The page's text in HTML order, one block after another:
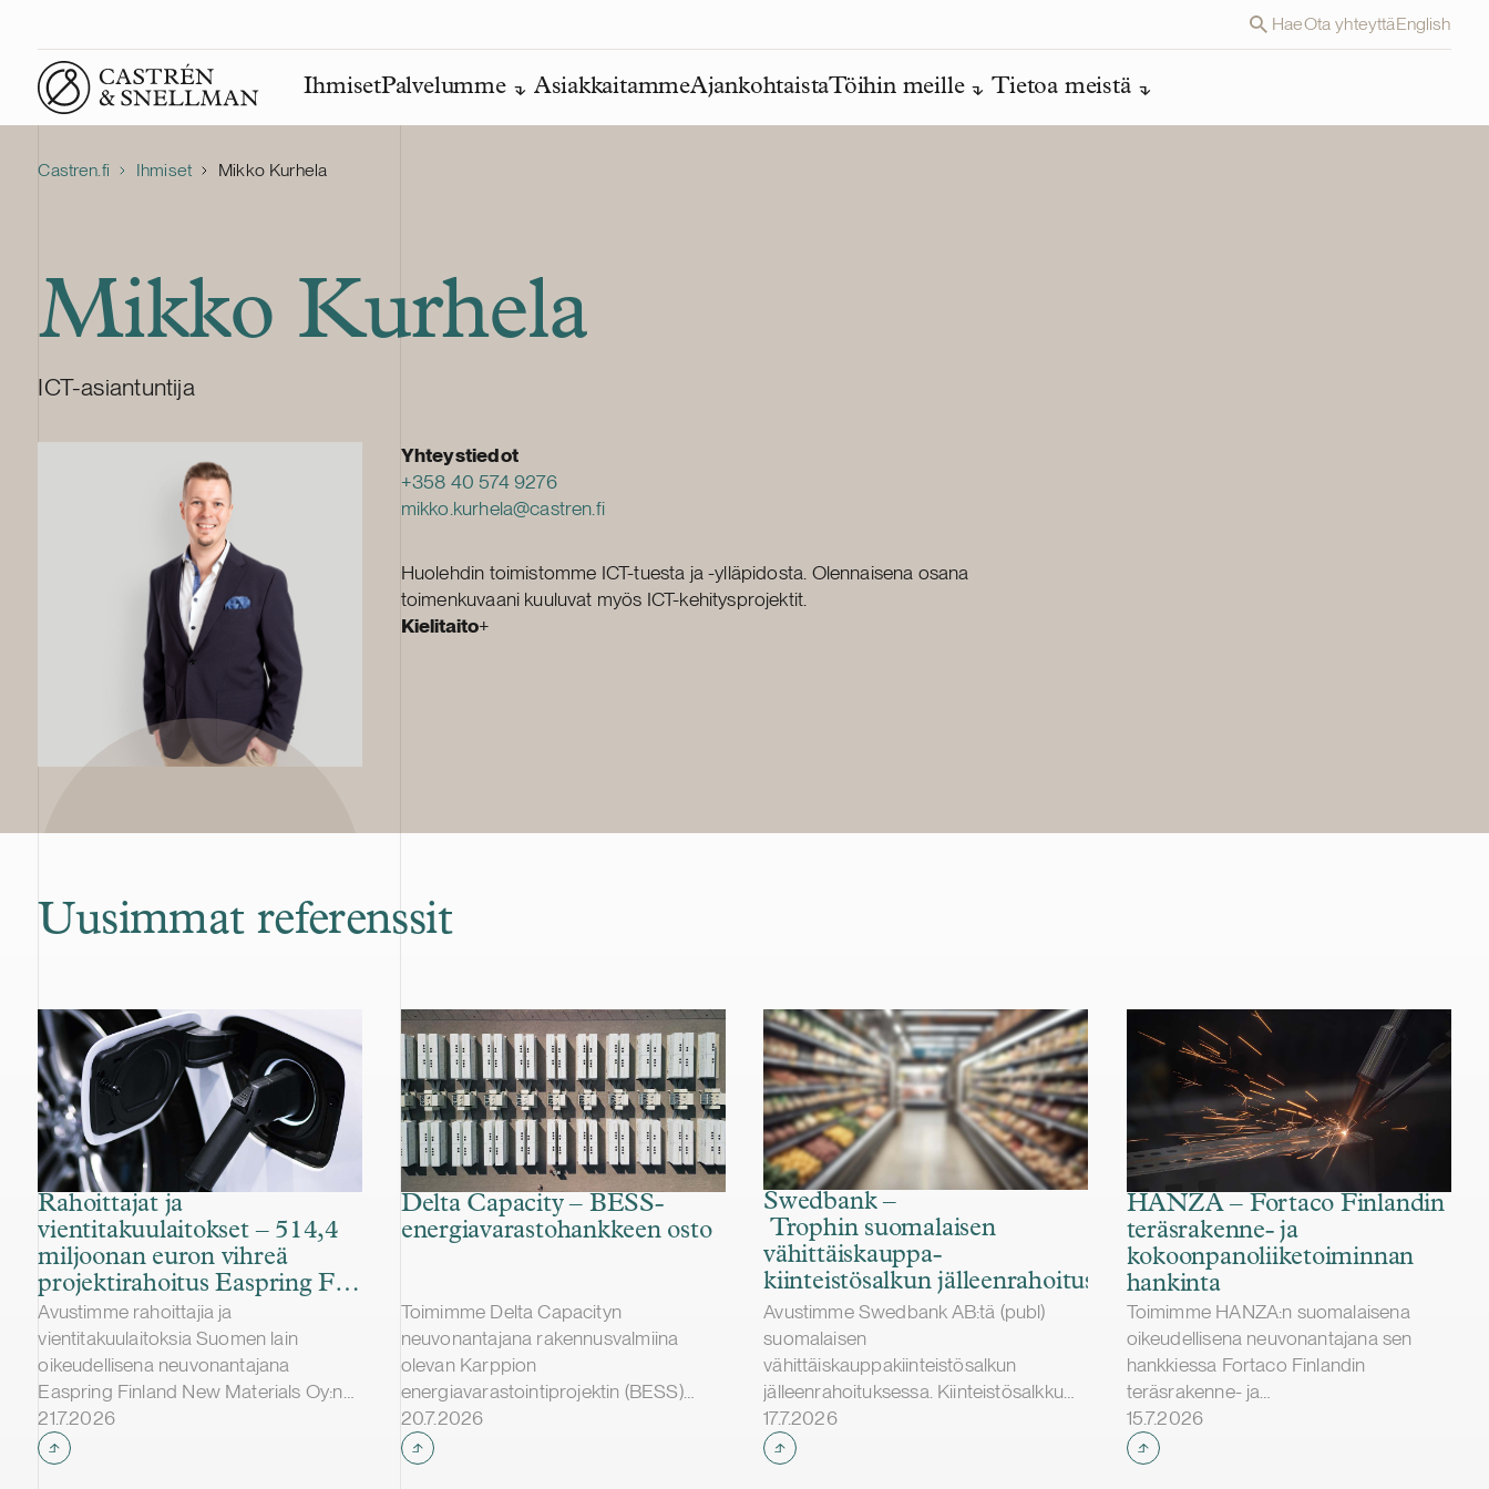
HaeOta yhteyttäEnglish
Front page
IhmisetPalvelumme AsiakkaitammeAjankohtaistaTöihin meille Tietoa meistä
Castren.fi Ihmiset Mikko Kurhela
Mikko Kurhela
ICT-asiantuntija
Yhteystiedot
+358 40 574 9276
mikko.kurhela@castren.fi
Huolehdin toimistomme ICT-tuesta ja -ylläpidosta. Olennaisena osana
toimenkuvaani kuuluvat myös ICT-kehitysprojektit.
Kielitaito+
Uusimmat referenssit
Rahoittajat ja
vientitakuulaitokset – 514,4
miljoonan euron vihreä
projektirahoitus Easpring Finland
New Materialsin CAM-
tehtaalle
Avustimme rahoittajia ja
vientitakuulaitoksia Suomen lain
oikeudellisena neuvonantajana
Easpring Finland New Materials Oy:n
Kotkaan rakennettavan
katodiaktiivimateriaalia (CAM)
valmistavan tehtaan kehittämiseen ja
Julkaistu
21.7.2026
Delta Capacity – BESS-
energiavarastohankkeen osto
Toimimme Delta Capacityn
neuvonantajana rakennusvalmiina
olevan Karppion
energiavarastointiprojektin (BESS)
hankinnassa Helios Nordic Energyltä.
Delta Capacity toteuttaa hankkeen
yhdessä Strioga Family Foundationin
Julkaistu
20.7.2026
Swedbank –
Trophin suomalaisen
vähittäiskauppa­­­­­
kiinteistösalkun jälleenrahoitus
Avustimme Swedbank AB:tä (publ)
suomalaisen
vähittäiskauppakiinteistösalkun
jälleenrahoituksessa. Kiinteistösalkku
on Trophin suomalaisten tytäryhtiöiden
omistuksessa. Trophi on Pohjoismaiden
johtava päivittäistavarakauppavetoisiin
Julkaistu
17.7.2026
HANZA – Fortaco Finlandin
teräsrakenne- ja
kokoonpanoliiketoiminnan
hankinta
Toimimme HANZA:n suomalaisena
oikeudellisena neuvonantajana sen
hankkiessa Fortaco Finlandin
teräsrakenne- ja
kokoonpanoliiketoiminnat. Järjestely
toteutetaan liiketoiminta- ja
osakekauppana, ja se kattaa Fortaco
Julkaistu
15.7.2026